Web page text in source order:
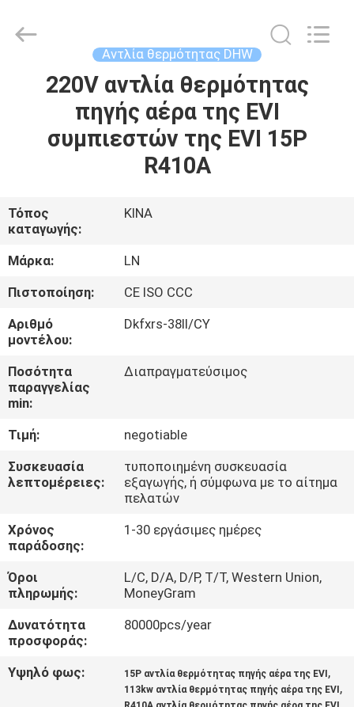
ΣΠΊΤΙ
ΠΡΟΪΌΝΤΑ
ΣΧΕΤΙΚΆ
ΜΕ
ΕΜΆΣ
ΕΠΙΣΚΕΨΉ
ΕΡΓΟΣΤΑΣΊΟΥ
ΠΟΙΌΤΗΤΑΣ
ΕΠΙΚΟΙΝΩΝΉΣΤΕ
ΜΑΖΊ
ΜΑΣ
ΕΙΔΉΣΕΙΣ
ΥΠΟΘΈΣΕΙΣ
Ltd..
Αντλία θερμότητας DHW
220V αντλία θερμότητας
πηγής αέρα της EVI
συμπιεστών της EVI 15P
R410A
Τόπος
καταγωγής:
ΚΙΝΑ
Μάρκα:
LN
Πιστοποίηση:
CE ISO CCC
Αριθμό
μοντέλου:
Dkfxrs-38II/CY
Ποσότητα
παραγγελίας
min:
Διαπραγματεύσιμος
Τιμή:
negotiable
Συσκευασία
λεπτομέρειες:
τυποποιημένη συσκευασία
εξαγωγής, ή σύμφωνα με το αίτημα
πελατών
Χρόνος
παράδοσης:
1-30 εργάσιμες ημέρες
Όροι
πληρωμής:
L/C, D/A, D/P, T/T, Western Union,
MoneyGram
Δυνατότητα
προσφοράς:
80000pcs/year
Υψηλό φως: 15P αντλία θερμότητας πηγής αέρα της EVI ,
113kw αντλία θερμότητας πηγής αέρα της EVI ,